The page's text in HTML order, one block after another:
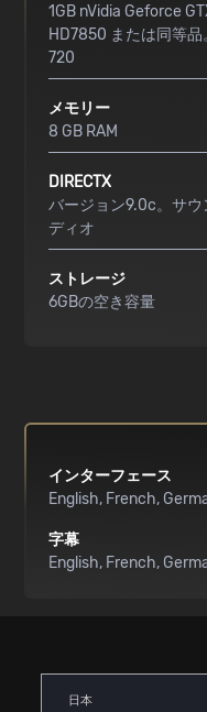
1GB nVidia Geforce
HD7850 または同等
720
メモリー
8 GB RAM
DIRECTX
バージョン9.0c。サ
ディオ
ストレージ
6GBの空き容量
インターフェース
English French
字幕
English French
日本